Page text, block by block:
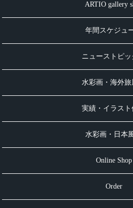
ARTIO gallery
年間スケジュ
ニューストピッ
水彩画・海外旅
実績・イラスト
水彩画・日本
Online Shop
Order